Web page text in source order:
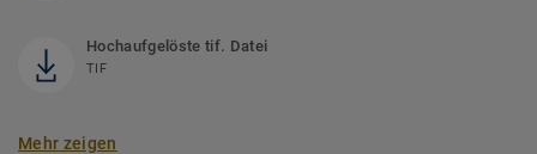
Hochaufgelöste tif. Datei
TIF
Mehr zeigen